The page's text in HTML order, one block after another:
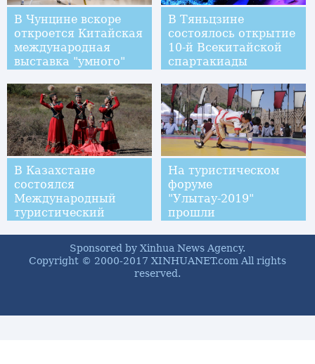
В Чунцине вскоре
откроется Китайская
международная
выставка "умного"
В Тяньцзине
состоялось открытие
10-й Всекитайской
спартакиады
Всекитайской
специальной
олимпиады
В Казахстане
состоялся
Международный
туристический
На туристическом
форуме
"Улытау-2019"
прошли
национальной
борьбе "казакша
Sponsored by Xinhua News Agency.
Copyright © 2000-2017 XINHUANET.com All rights
reserved.